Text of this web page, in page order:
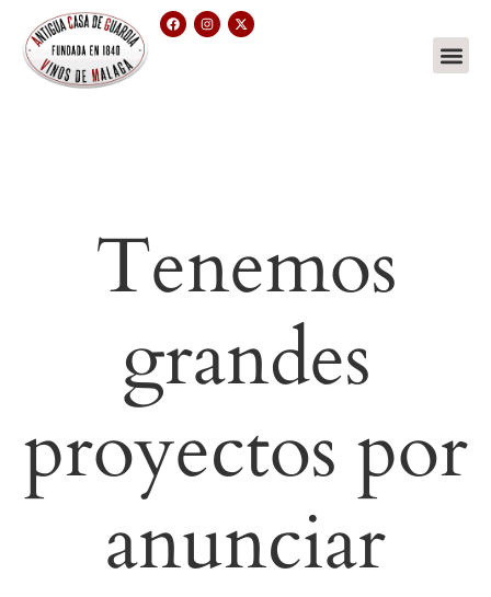
Tenemos
grandes
proyectos por
anunciar